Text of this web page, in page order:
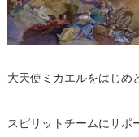
大天使ミカエルをはじめ
スピリットチームにサポ